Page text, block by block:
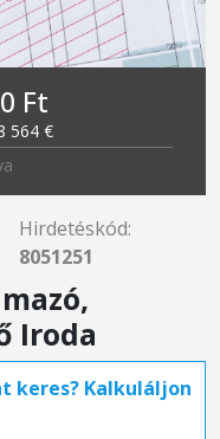
Ft
564 €
Hirdetéskód:
8051251
Iroda
keres? Kalkuláljon